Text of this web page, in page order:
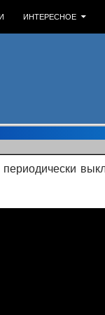
ИНТЕРЕСНОЕ